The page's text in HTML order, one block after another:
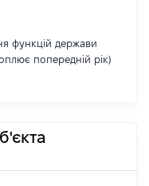
функцій держави
попередній рік)